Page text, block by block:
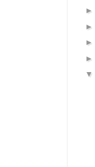
►
►
►
►
▼